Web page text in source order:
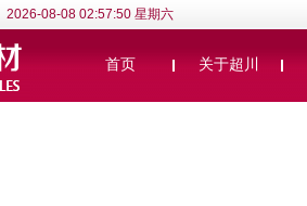
2026-08-08 02:57:50 星期六
首页 关于超川